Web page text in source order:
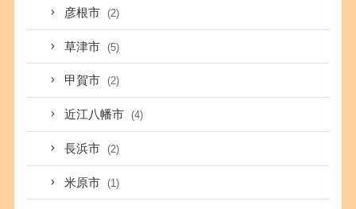
彦根市 (2)
草津市 (5)
甲賀市 (2)
近江八幡市 (4)
長浜市 (2)
米原市 (1)